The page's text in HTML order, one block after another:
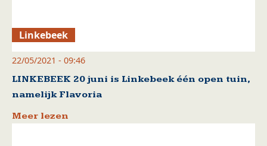
Linkebeek
22/05/2021 - 09:46
LINKEBEEK 20 juni is Linkebeek één open tuin,
namelijk Flavoria
Meer lezen